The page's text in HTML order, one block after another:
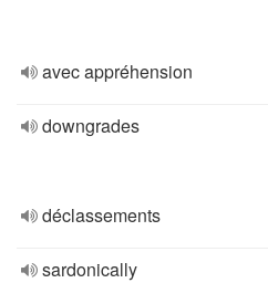
avec appréhension
downgrades
déclassements
sardonically